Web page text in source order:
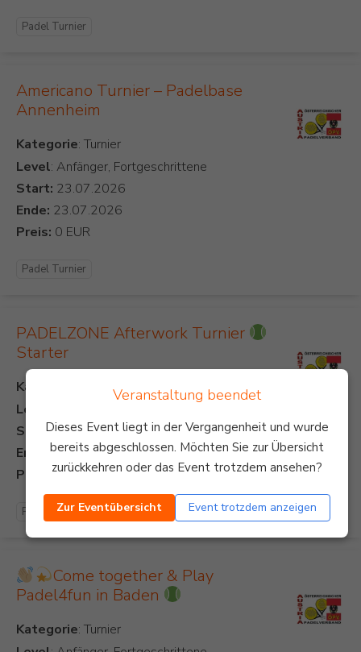
Veranstaltung beendet
Dieses Event liegt in der Vergangenheit und wurde
bereits abgeschlossen. Möchten Sie zur Übersicht
zurückkehren oder das Event trotzdem ansehen?
Zur Eventübersicht Event trotzdem anzeigen
Padel Turnier
Americano Turnier – Padelbase
Annenheim
Kategorie
Level: Anfänger, Fortgeschrittene
Start:
Ende:
Preis:
Padel Turnier
PADELZONE Afterwork Turnier
Starter
Kategorie
Level
Start:
Ende:
Preis:
Padel Turnier
Come together & Play
Padel4fun in Baden
Kategorie